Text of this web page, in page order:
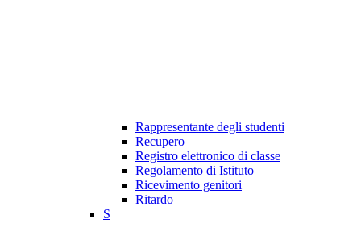
Rappresentante degli studenti
Recupero
Registro elettronico di classe
Regolamento di Istituto
Ricevimento genitori
Ritardo
S